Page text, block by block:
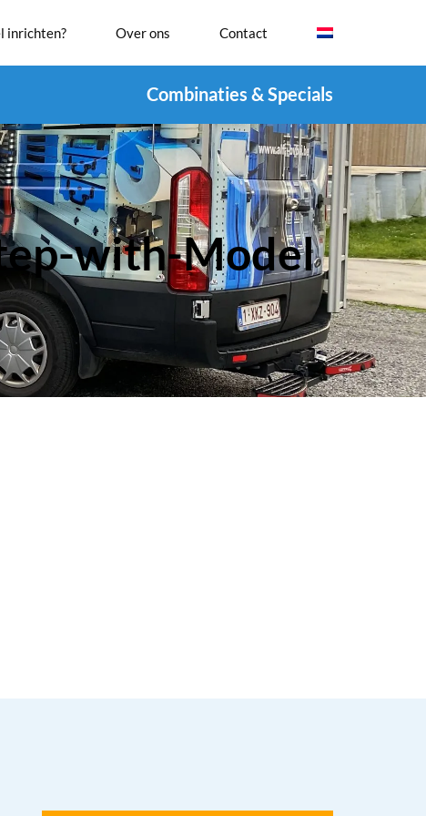
inrichten? Over ons Contact
Combinaties & Specials
with-Model